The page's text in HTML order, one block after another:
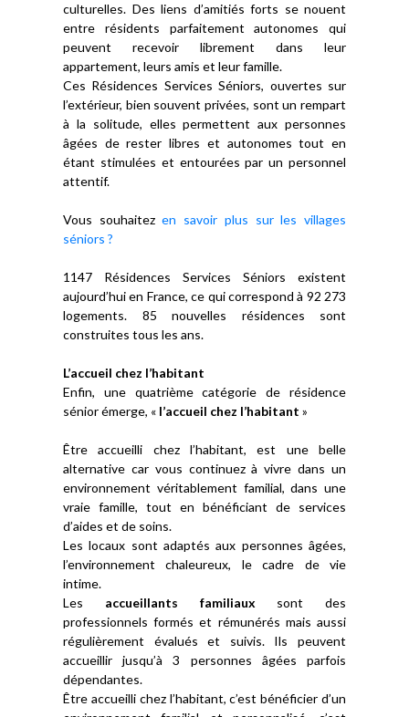
culturelles. Des liens d’amitiés forts se nouent
entre résidents parfaitement autonomes qui
peuvent recevoir librement dans leur
appartement, leurs amis et leur famille.
Ces Résidences Services Séniors, ouvertes sur
l’extérieur, bien souvent privées, sont un rempart
à la solitude, elles permettent aux personnes
âgées de rester libres et autonomes tout en
étant stimulées et entourées par un personnel
attentif.
Vous souhaitezen savoir plus sur les villages
séniors ?
1147 Résidences Services Séniors existent
aujourd’hui en France, ce qui correspond à 92 273
logements. 85 nouvelles résidences sont
construites tous les ans.
L’accueil chez l’habitant
Enfin, une quatrième catégorie de résidence
sénior émerge, « l’accueil chez l’habitant »
Être accueilli chez l’habitant, est une belle
alternative car vous continuez à vivre dans un
environnement véritablement familial, dans une
vraie famille, tout en bénéficiant de services
d’aides et de soins.
Les locaux sont adaptés aux personnes âgées,
l’environnement chaleureux, le cadre de vie
intime.
Les accueillants familiaux sont des
professionnels formés et rémunérés mais aussi
régulièrement évalués et suivis. Ils peuvent
accueillir jusqu’à 3 personnes âgées parfois
dépendantes.
Être accueilli chez l’habitant, c’est bénéficier d’un